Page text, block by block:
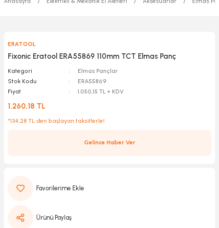
Dolapları
Aletleri
ERATOOL
Fixonic Eratool ERA55869 110mm TCT Elmas Panç
Kategori
Elmas Pançlar
Stok Kodu
ERA55869
Fiyat
1.050,15 TL + KDV
1.260,18 TL
*134,28 TL den başlayan taksitlerle!
Gelince Haber Ver
Ürünü Paylaş